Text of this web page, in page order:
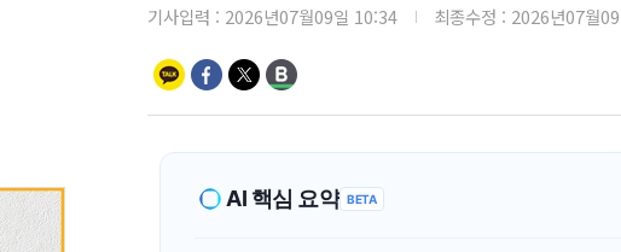
기사입력 : 2026년07월09일 10:34 최종수정 : 2026년07월
AI 핵심 요약 BETA